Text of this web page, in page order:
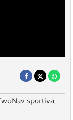
sportiva,